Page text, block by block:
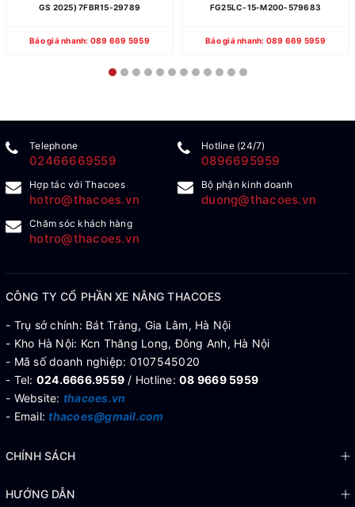
GS 2025) 7FBR15-29789
Báo giá nhanh: 089 669 5959
FG25LC-15-M200-579683
Báo giá nhanh: 089 669 5959
Telephone
02466669559
Hotline (24/7)
0896695959
Hợp tác với Thacoes
hotro@thacoes.vn
Bộ phận kinh doanh
duong@thacoes.vn
Chăm sóc khách hàng
hotro@thacoes.vn
CÔNG TY CỔ PHẦN XE NÂNG THACOES
- Trụ sở chính: Bát Tràng, Gia Lâm, Hà Nội
- Kho Hà Nội: Kcn Thăng Long, Đông Anh, Hà Nội
- Mã số doanh nghiệp: 0107545020
- Tel: 024.6666.9559 / Hotline: 08 9669 5959
- Website: thacoes.vn
- Email:thacoes@gmail.com
CHÍNH SÁCH
HƯỚNG DẪN